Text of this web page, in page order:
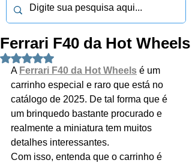
Ferrari F40 da Hot Wheels
Avaliado com NaN de 5 estrelas.
A Ferrari F40 da Hot Wheels é um
carrinho especial e raro que está no
catálogo de 2025. De tal forma que é
um brinquedo bastante procurado e
realmente a miniatura tem muitos
detalhes interessantes.
Com isso, entenda que o carrinho é